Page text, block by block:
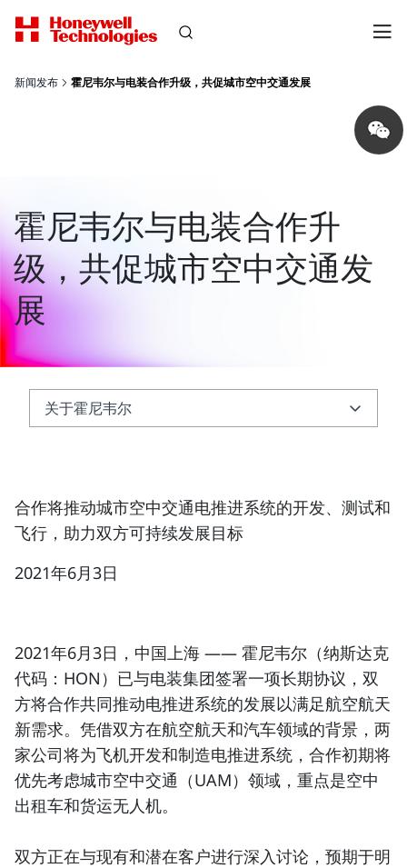
新闻发布 霍尼韦尔与电装合作升级，共促城市空中交通发展
Share
on
wechat
霍尼韦尔与电装合作升
级，共促城市空中交通发
展
关于霍尼韦尔
合作将推动城市空中交通电推进系统的开发、测试和
飞行，助力双方可持续发展目标
2021年6月3日
2021年6月3日，中国上海 —— 霍尼韦尔（纳斯达克
代码：HON ）已与电装集团签署一项长期协议，双
方将合作共同推动电推进系统的发展以满足航空航天
新需求。凭借双方在航空航天和汽车领域的背景，两
家公司将为飞机开发和制造电推进系统，合作初期将
优先考虑城市空中交通（UAM）领域，重点是空中
出租车和货运无人机。
双方正在与现有和潜在客户进行深入讨论，预期于明